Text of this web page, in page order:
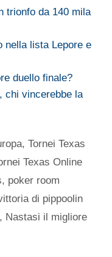
trionfo da 140 mila
nella lista Lepore e
duello finale?
chi vincerebbe la
,Tornei Texas
Texas Online
, poker room
di pippoolin
Nastasi il migliore